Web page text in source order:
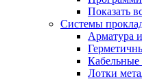
Показать
Системы
Арматура
Кабельные
Лотки